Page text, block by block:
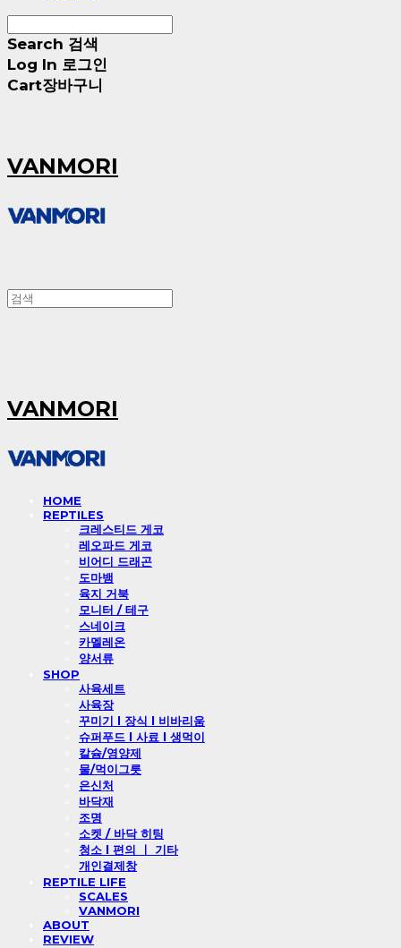
Search 검색
Log In 로그인
Cart장바구니
VANMORI
VANMORI
HOME
REPTILES
크레스티드 게코
레오파드 게코
비어디 드래곤
도마뱀
육지 거북
모니터 / 테구
스네이크
카멜레온
양서류
SHOP
사육세트
사육장
꾸미기 l 장식 l 비바리움
슈퍼푸드 l 사료 l 생먹이
칼슘/영양제
물/먹이그릇
은신처
바닥재
조명
소켓 / 바닥 히팅
청소 l 편의 ㅣ 기타
개인결제창
REPTILE LIFE
SCALES
VANMORI
ABOUT
REVIEW